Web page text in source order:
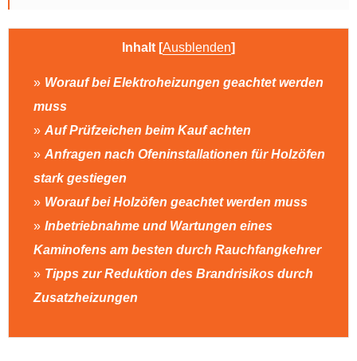
Inhalt [Ausblenden]
Worauf bei Elektroheizungen geachtet werden
muss
Auf Prüfzeichen beim Kauf achten
Anfragen nach Ofeninstallationen für Holzöfen
stark gestiegen
Worauf bei Holzöfen geachtet werden muss
Inbetriebnahme und Wartungen eines
Kaminofens am besten durch Rauchfangkehrer
Tipps zur Reduktion des Brandrisikos durch
Zusatzheizungen